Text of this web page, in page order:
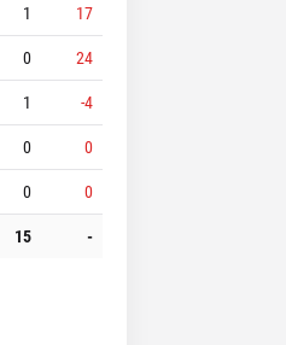
1
17
0
24
1
-4
0
0
0
0
15 -